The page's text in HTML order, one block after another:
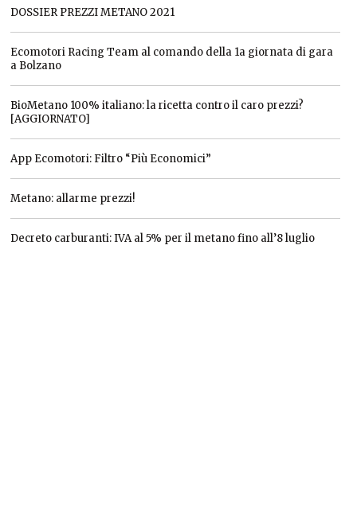
DOSSIER PREZZI METANO 2021
Ecomotori Racing Team al comando della 1a giornata di gara
a Bolzano
BioMetano 100% italiano: la ricetta contro il caro prezzi?
[AGGIORNATO]
App Ecomotori: Filtro “Più Economici”
Metano: allarme prezzi!
Decreto carburanti: IVA al 5% per il metano fino all’8 luglio